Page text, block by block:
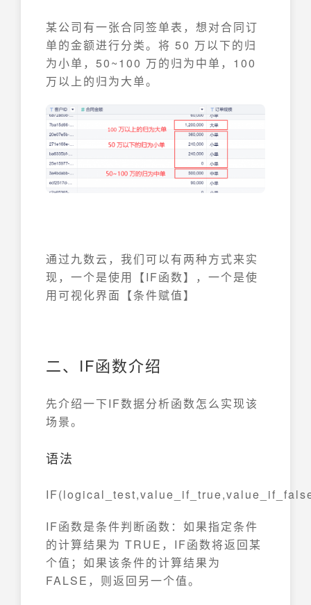
某公司有一张合同签单表，想对合同订
单的金额进行分类。将 50 万以下的归
为小单，50~100 万的归为中单，100
万以上的归为大单。
通过九数云，我们可以有两种方式来实
现，一个是使用【IF函数】，一个是使
用可视化界面【条件赋值】
二、IF函数介绍
先介绍一下IF数据分析函数怎么实现该
场景。
语法
IF函数是条件判断函数：如果指定条件
的计算结果为 TRUE，IF函数将返回某
个值；如果该条件的计算结果为
FALSE，则返回另一个值。